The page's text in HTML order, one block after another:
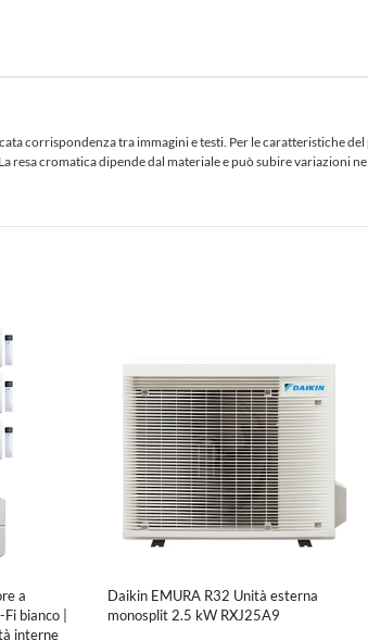
corrispondenza tra immagini e testi. Per le caratteristiche
cromatica dipende dal materiale e può subire variazioni
a
bianco |
interne
Daikin EMURA R32 Unità esterna
monosplit 2.5 kW RXJ25A9